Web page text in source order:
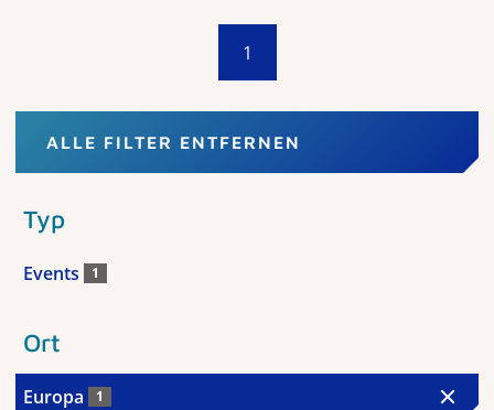
1
ALLE FILTER ENTFERNEN
Typ
Events 1
Ort
Europa 1